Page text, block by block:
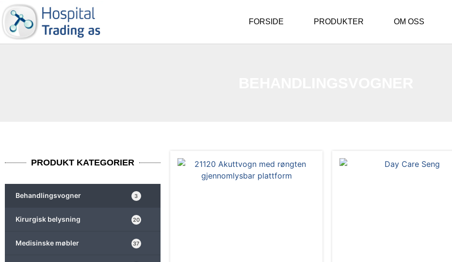
FORSIDE PRODUKTER OM OSS
PRODUKT KATEGORIER
Behandlingsvogner 3
Kirurgisk belysning 20
Medisinske møbler 37